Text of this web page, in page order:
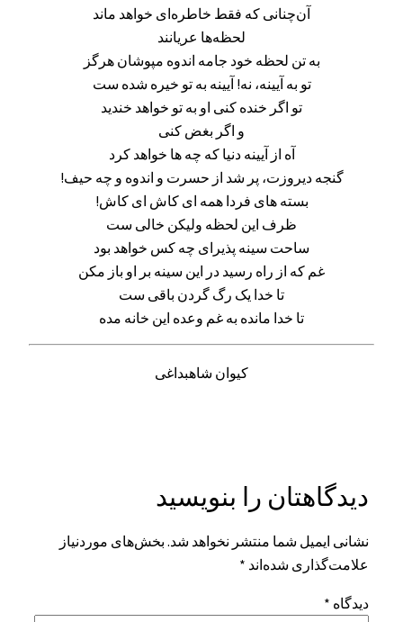
آن‌چنانی که فقط خاطره‌ای خواهد ماند
لحظه‌ها عریانند
به تن لحظه خود جامه اندوه مپوشان هرگز
تو به آیینه، نه! آیینه به تو خیره شده ست
تو اگر خنده کنی او به تو خواهد خندید
و اگر بغض کنی
آه از آیینه دنیا که چه ها خواهد کرد
گنجه دیروزت، پر شد از حسرت و اندوه و چه حیف!
بسته های فردا همه ای کاش ای کاش!
ظرف این لحظه ولیکن خالی ست
ساحت سینه پذیرای چه کس خواهد بود
غم که از راه رسید در این سینه بر او باز مکن
تا خدا یک رگ گردن باقی ست
تا خدا مانده به غم وعده این خانه مده
کیوان شاهبداغی
دیدگاهتان را بنویسید
نشانی ایمیل شما منتشر نخواهد شد. بخش‌های موردنیاز
علامت‌گذاری شده‌اند *
دیدگاه *